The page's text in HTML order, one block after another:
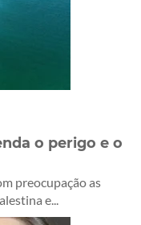
o perigo e o
preocupação as
e...